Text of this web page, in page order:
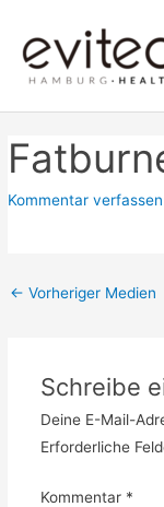
Inhalt
springen
Kommentar verfassen
← Vorheriger Medien
Schreibe
Deine E-Mail-
Erforderliche
Kommentar *